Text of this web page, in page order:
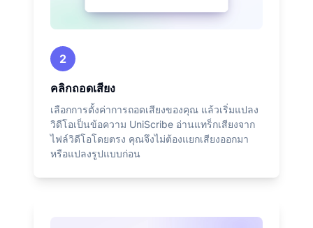
2
คลิกถอดเสียง
เลือกการตั้งค่าการถอดเสียงของคุณ แล้วเริ่มแปลง
วิดีโอเป็นข้อความ UniScribe อ่านแทร็กเสียงจาก
ไฟล์วิดีโอโดยตรง คุณจึงไม่ต้องแยกเสียงออกมา
หรือแปลงรูปแบบก่อน